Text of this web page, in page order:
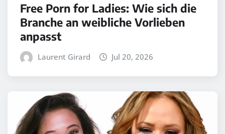
Free Porn for Ladies: Wie sich die
Branche an weibliche Vorlieben
anpasst
Laurent Girard Jul 20, 2026